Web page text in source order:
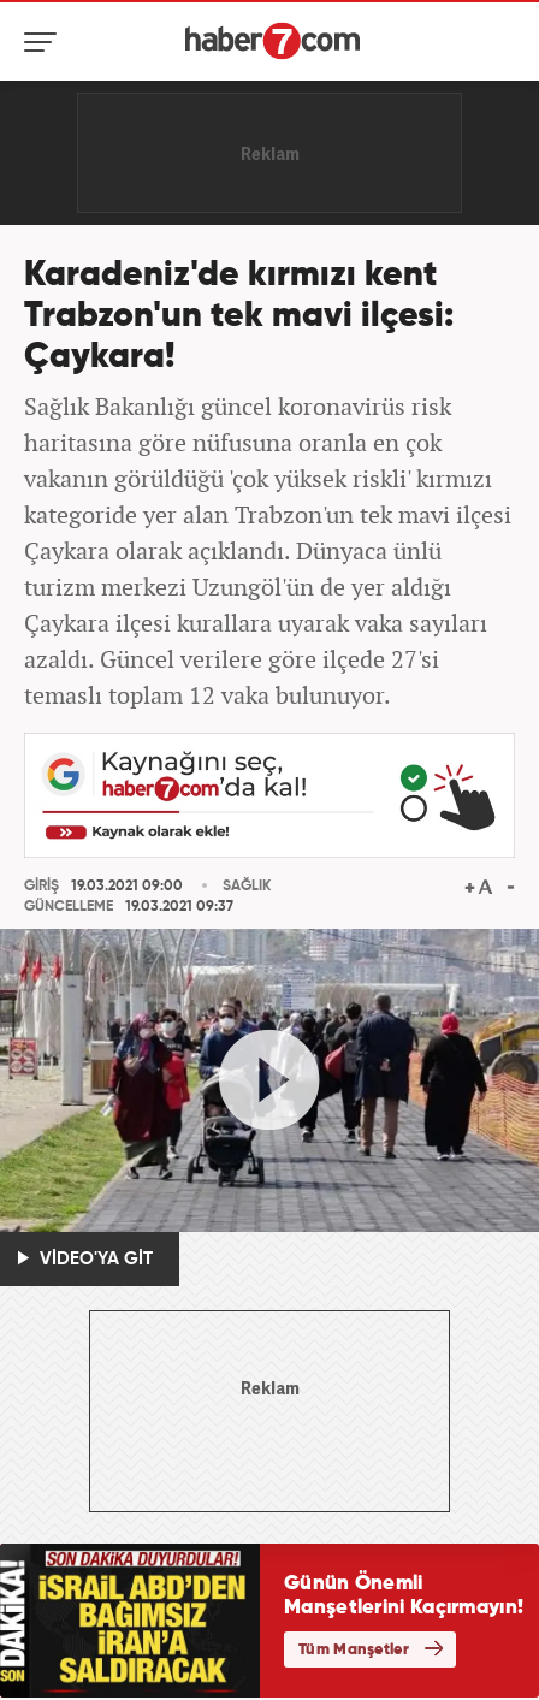
Karadeniz'de kırmızı kent
Trabzon'un tek mavi ilçesi:
Çaykara!
Sağlık Bakanlığı güncel koronavirüs risk
haritasına göre nüfusuna oranla en çok
vakanın görüldüğü 'çok yüksek riskli' kırmızı
kategoride yer alan Trabzon'un tek mavi ilçesi
Çaykara olarak açıklandı. Dünyaca ünlü
turizm merkezi Uzungöl'ün de yer aldığı
Çaykara ilçesi kurallara uyarak vaka sayıları
azaldı. Güncel verilere göre ilçede 27'si
temaslı toplam 12 vaka bulunuyor.
GİRİŞ
19.03.2021 09:00
GÜNCELLEME
19.03.2021 09:37
SAĞLIK
VİDEO'YA GİT